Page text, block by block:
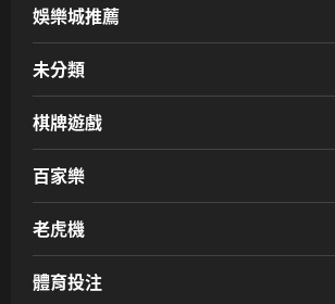
娛樂城推薦
未分類
棋牌遊戲
百家樂
老虎機
體育投注